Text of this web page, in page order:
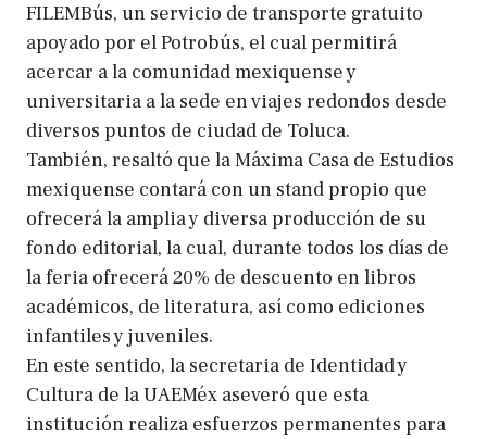
FILEMBús, un servicio de transporte gratuito
apoyado por el Potrobús, el cual permitirá
acercar a la comunidad mexiquense y
universitaria a la sede en viajes redondos desde
diversos puntos de ciudad de Toluca.
También, resaltó que la Máxima Casa de Estudios
mexiquense contará con un stand propio que
ofrecerá la amplia y diversa producción de su
fondo editorial, la cual, durante todos los días de
la feria ofrecerá 20% de descuento en libros
académicos, de literatura, así como ediciones
infantiles y juveniles.
En este sentido, la secretaria de Identidad y
Cultura de la UAEMéx aseveró que esta
institución realiza esfuerzos permanentes para